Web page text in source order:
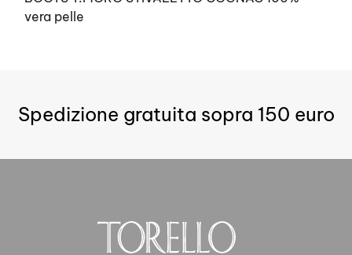
vera pelle
Spedizione gratuita sopra 150 euro